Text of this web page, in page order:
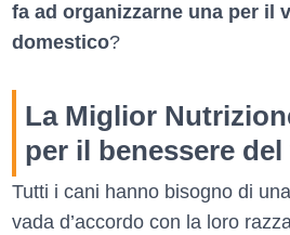
fa ad organizzarne una per il
domestico?
La Miglior
per il benessere
Tutti i cani hanno bisogno di
vada d’accordo con la loro